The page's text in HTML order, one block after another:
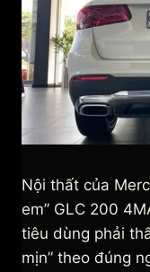
Nội thất của
em” GLC 200
tiêu dùng phải
mịn” theo đúng